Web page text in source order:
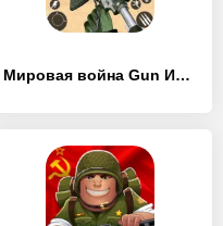
Мировая война Gun Игры